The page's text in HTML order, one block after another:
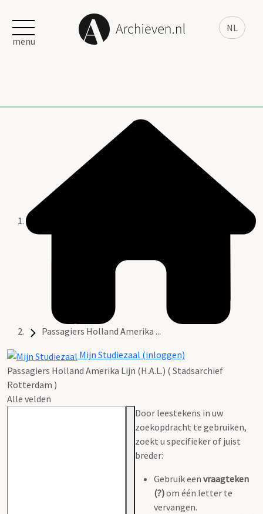
NL
menu
Passagiers Holland Amerika ...
Mijn Studiezaal (inloggen)
Passagiers Holland Amerika Lijn (H.A.L.) ( Stadsarchief
Rotterdam )
Alle velden
Door leestekens in uw
zoekopdracht te gebruiken,
zoekt u specifieker of juist
breder:
Gebruik een vraagteken
(?)om één letter te
vervangen.